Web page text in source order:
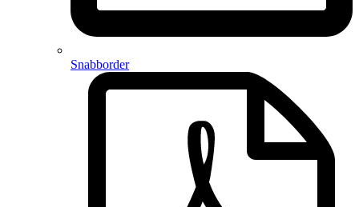
Snabborder